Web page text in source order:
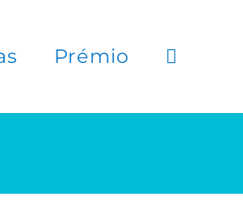
Prémio